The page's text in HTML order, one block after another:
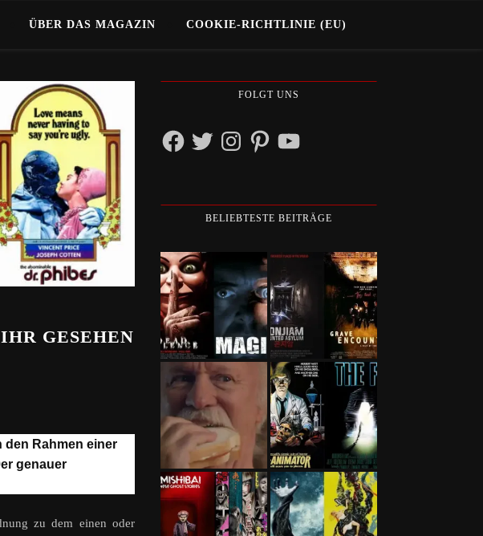
ÜBER DAS MAGAZIN COOKIE-RICHTLINIE (EU)
GESEHEN
den Rahmen einer
genauer
zu dem einen oder
FOLGT UNS
FacebookTwitterInstagramPinterestYouTube
BELIEBTESTE BEITRÄGE